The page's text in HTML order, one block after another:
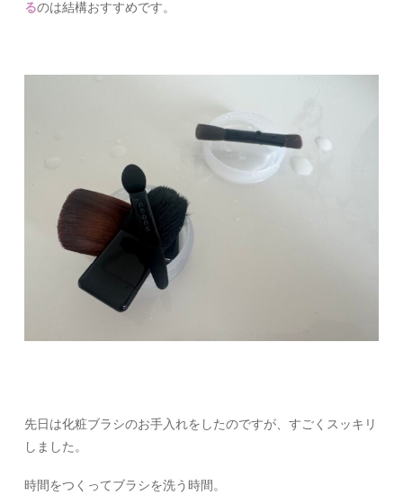
るのは結構おすすめです。
先日は化粧ブラシのお手入れをしたのですが、すごくスッキリ
しました。
時間をつくってブラシを洗う時間。